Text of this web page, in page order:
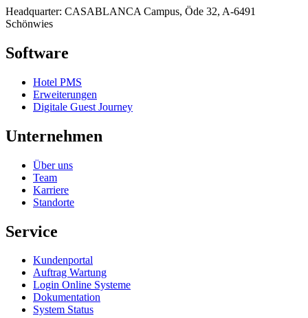
Headquarter: CASABLANCA Campus, Öde 32, A-6491
Schönwies
Software
Hotel PMS
Erweiterungen
Digitale Guest Journey
Unternehmen
Über uns
Team
Karriere
Standorte
Service
Kundenportal
Auftrag Wartung
Login Online Systeme
Dokumentation
System Status